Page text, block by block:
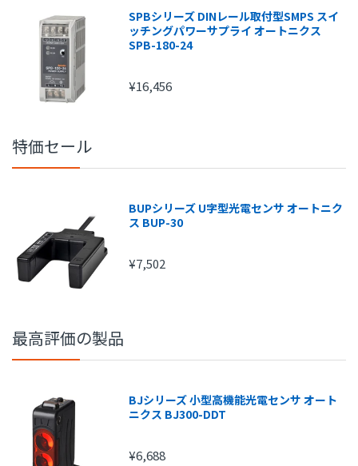
15,000円～
315円
20,000円～
25,000円～
SPBシリーズ DINレール取付型SMPS スイ
ッチングパワーサプライ オートニクス
SPB-180-24
¥16,456
特価セール
BUPシリーズ U字型光電センサ オートニク
ス BUP-30
¥7,502
最高評価の製品
BJシリーズ 小型高機能光電センサ オート
ニクス BJ300-DDT
¥6,688